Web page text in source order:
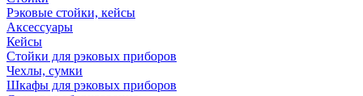
Рэковые стойки, кейсы
Аксессуары
Кейсы
Стойки для рэковых приборов
Чехлы, сумки
Шкафы для рэковых приборов